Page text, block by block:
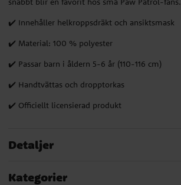
✔️ Innehåller helkroppsdräkt och ansiktsmask
✔️ Material: 100 % polyester
✔️ Passar barn i åldern 5-6 år (110-116 cm)
✔️ Handtvättas och dropptorkas
✔️ Officiellt licensierad produkt
Detaljer
Kategorier